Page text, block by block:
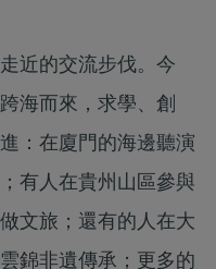
近的交流步伐。今
海而來，求學、創
：在廈門的海邊聽演
有人在貴州山區參與
文旅；還有的人在大
錦非遺傳承；更多的